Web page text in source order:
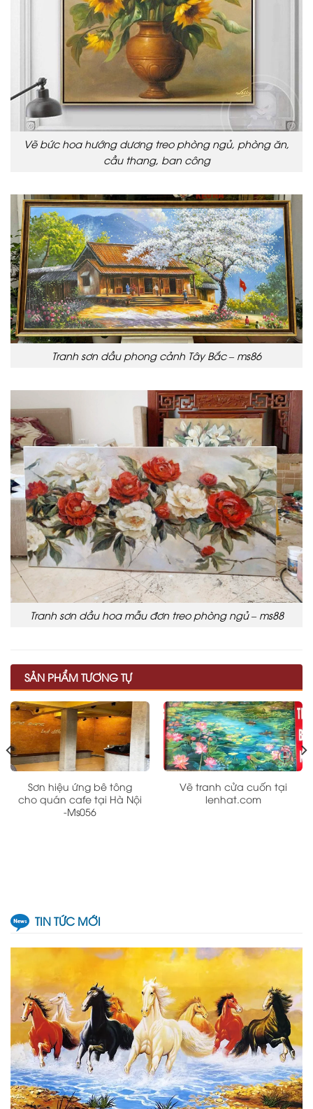
Vẽ bức hoa hướng dương treo phòng ngủ, phòng ăn,
cầu thang, ban công
Tranh sơn dầu phong cảnh Tây Bắc – ms86
Tranh sơn dầu hoa mẫu đơn treo phòng ngủ – ms88
SẢN PHẨM TƯƠNG TỰ
Sơn hiệu ứng bê tông
cho quán cafe tại Hà Nội
-Ms056
Vẽ tranh cửa cuốn tại
lenhat.com
TIN TỨC MỚI